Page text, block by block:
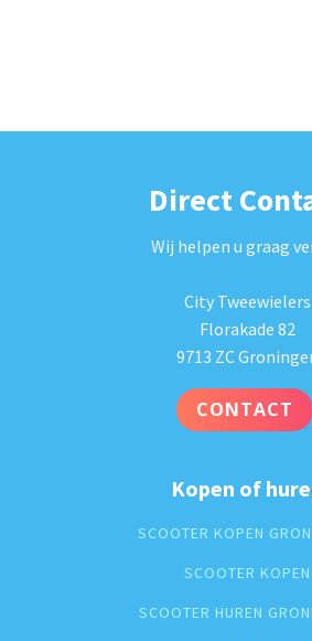
Direct
Wij helpen u graag
City Tweewielers
Florakade 82
9713 ZC
CONTACT
Kopen of
SCOOTER KOPEN
SCOOTER KOPEN
SCOOTER HUREN